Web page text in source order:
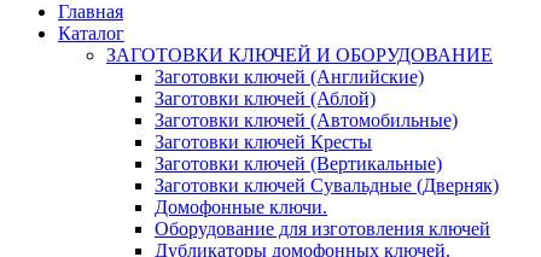
Главная
Каталог
ЗАГОТОВКИ КЛЮЧЕЙ И ОБОРУДОВАНИЕ
Заготовки ключей (Английские)
Заготовки ключей (Аблой)
Заготовки ключей (Автомобильные)
Заготовки ключей Кресты
Заготовки ключей (Вертикальные)
Заготовки ключей Сувальдные (Дверняк)
Домофонные ключи.
Оборудование для изготовления ключей
Дубликаторы домофонных ключей.